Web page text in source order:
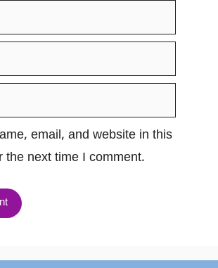
email, and website in this
the next time I comment.